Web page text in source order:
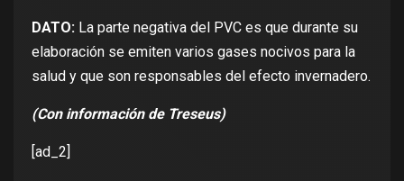
DATO: La parte negativa del PVC es que durante su
elaboración se emiten varios gases nocivos para la
salud y que son responsables del efecto invernadero.
(Con información de Treseus)
[ad_2]